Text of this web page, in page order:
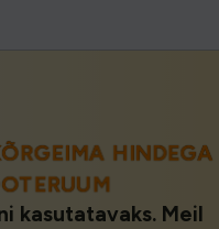
HINDEGA
kasutatavaks. Meil